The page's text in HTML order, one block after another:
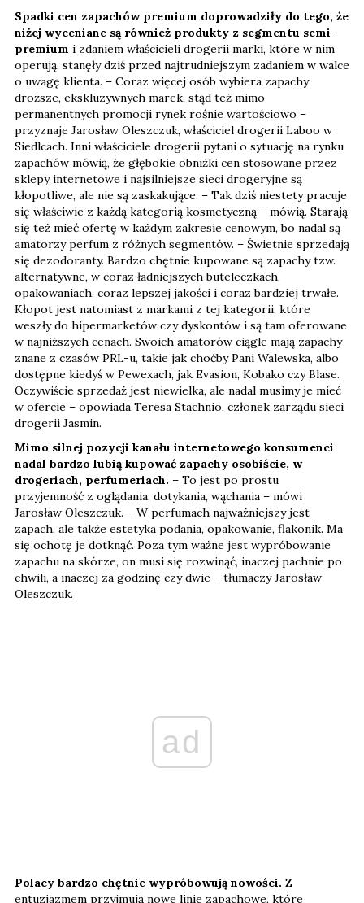
Spadki cen zapachów premium doprowadziły do tego, że
niżej wyceniane są również produkty z segmentu semi-
premium i zdaniem właścicieli drogerii marki, które w nim
operują, stanęły dziś przed najtrudniejszym zadaniem w walce
o uwagę klienta. – Coraz więcej osób wybiera zapachy
droższe, ekskluzywnych marek, stąd też mimo
permanentnych promocji rynek rośnie wartościowo –
przyznaje Jarosław Oleszczuk, właściciel drogerii Laboo w
Siedlcach. Inni właściciele drogerii pytani o sytuację na rynku
zapachów mówią, że głębokie obniżki cen stosowane przez
sklepy internetowe i najsilniejsze sieci drogeryjne są
kłopotliwe, ale nie są zaskakujące. – Tak dziś niestety pracuje
się właściwie z każdą kategorią kosmetyczną – mówią. Starają
się też mieć ofertę w każdym zakresie cenowym, bo nadal są
amatorzy perfum z różnych segmentów. – Świetnie sprzedają
się dezodoranty. Bardzo chętnie kupowane są zapachy tzw.
alternatywne, w coraz ładniejszych buteleczkach,
opakowaniach, coraz lepszej jakości i coraz bardziej trwałe.
Kłopot jest natomiast z markami z tej kategorii, które
weszły do hipermarketów czy dyskontów i są tam oferowane
w najniższych cenach. Swoich amatorów ciągle mają zapachy
znane z czasów PRL-u, takie jak choćby Pani Walewska, albo
dostępne kiedyś w Pewexach, jak Evasion, Kobako czy Blase.
Oczywiście sprzedaż jest niewielka, ale nadal musimy je mieć
w ofercie – opowiada Teresa Stachnio, członek zarządu sieci
drogerii Jasmin.
Mimo silnej pozycji kanału internetowego konsumenci
nadal bardzo lubią kupować zapachy osobiście, w
drogeriach, perfumeriach. – To jest po prostu
przyjemność z oglądania, dotykania, wąchania – mówi
Jarosław Oleszczuk. – W perfumach najważniejszy jest
zapach, ale także estetyka podania, opakowanie, flakonik. Ma
się ochotę je dotknąć. Poza tym ważne jest wypróbowanie
zapachu na skórze, on musi się rozwinąć, inaczej pachnie po
chwili, a inaczej za godzinę czy dwie – tłumaczy Jarosław
Oleszczuk.
ad
Polacy bardzo chętnie wypróbowują nowości. Z
entuzjazmem przyjmują nowe linie zapachowe, które